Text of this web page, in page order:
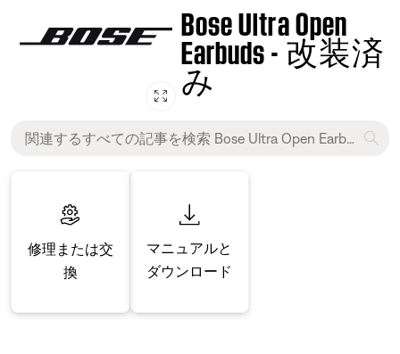
Bose Ultra Open
Earbuds - 改装済
み
修理または交
換
マニュアルと
ダウンロード